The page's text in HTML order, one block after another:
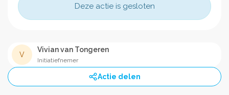
Deze actie is gesloten
V
Vivian van Tongeren
Initiatiefnemer
Actie delen